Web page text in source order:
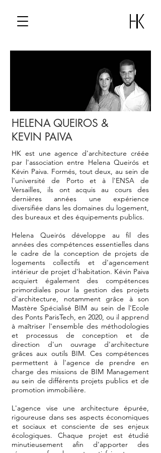
HELENA QUEIROS &
KEVIN PAIVA
HK est une agence d'architecture créée
par l'association entre Helena Queirós et
Kévin Paiva. Formés, tout deux, au sein de
l'université de Porto et à l'ENSA de
Versailles, ils ont acquis au cours des
dernières années une expérience
diversifiée dans les domaines du logement,
des bureaux et des équipements publics.
Helena Queirós développe au fil des
années des compétences essentielles dans
le cadre de la conception de projets de
logements collectifs et d'agencement
intérieur de projet d'habitation. Kévin Paiva
acquiert également des compétences
primordiales pour la gestion des projets
d'architecture, notamment grâce à son
Mastère Spécialisé BIM au sein de l'Ecole
des Ponts ParisTech, en 2020, ou il apprend
à maîtriser l'ensemble des méthodologies
et processus de conception et de
direction d'un ouvrage d'architecture
grâces aux outils BIM. Ces compétences
permettent à l'agence de prendre en
charge des missions de BIM Management
au sein de différents projets publics et de
promotion immobilière.
L'agence vise une architecture épurée,
rigoureuse dans ses aspects économiques
et sociaux et consciente de ses enjeux
écologiques. Chaque projet est étudié
minutieusement afin d'apporter des